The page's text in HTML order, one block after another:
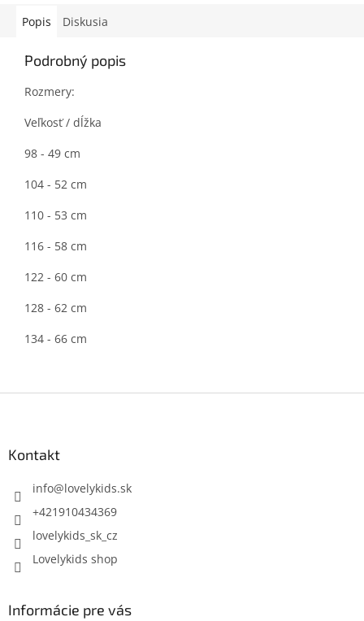
Popis Diskusia
Podrobný popis
Rozmery:
Veľkosť / dĺžka
98 - 49 cm
104 - 52 cm
110 - 53 cm
116 - 58 cm
122 - 60 cm
128 - 62 cm
134 - 66 cm
Kontakt
info@lovelykids.sk
+421910434369
lovelykids_sk_cz
Lovelykids shop
Informácie pre vás